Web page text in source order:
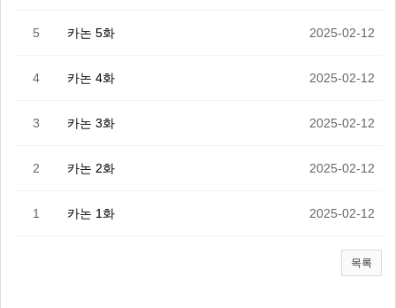
5 카논 5화 2025-02-12
4 카논 4화 2025-02-12
3 카논 3화 2025-02-12
2 카논 2화 2025-02-12
1 카논 1화 2025-02-12
목록